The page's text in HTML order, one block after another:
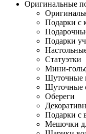
Оригинальные
Подарки с
Подарки
Статуэтки
Мини-
Шуточные
Шуточные
Обереги
Подарки с
Мешочки